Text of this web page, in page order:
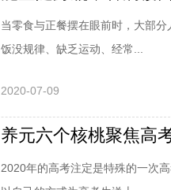
当零食与正餐摆在眼前时，大部
饭没规律、缺乏运动、经常...
2020-07-09
养元六个核桃聚焦高
2020年的高考注定是特殊的一次